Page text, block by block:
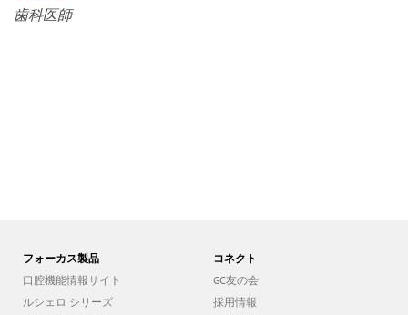
歯科医師
フォーカス製品
口腔機能情報サイト
ルシェロ シリーズ
コネクト
GC友の会
採用情報